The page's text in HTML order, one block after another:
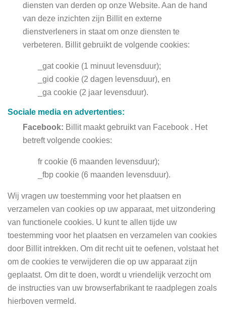
diensten van derden op onze Website. Aan de hand
van deze inzichten zijn Billit en externe
dienstverleners in staat om onze diensten te
verbeteren. Billit gebruikt de volgende cookies:
_gat cookie (1 minuut levensduur);
_gid cookie (2 dagen levensduur), en
_ga cookie (2 jaar levensduur).
Sociale media en advertenties:
Facebook: Billit maakt gebruikt van Facebook . Het
betreft volgende cookies:
fr cookie (6 maanden levensduur);
_fbp cookie (6 maanden levensduur).
Wij vragen uw toestemming voor het plaatsen en
verzamelen van cookies op uw apparaat, met uitzondering
van functionele cookies. U kunt te allen tijde uw
toestemming voor het plaatsen en verzamelen van cookies
door Billit intrekken. Om dit recht uit te oefenen, volstaat het
om de cookies te verwijderen die op uw apparaat zijn
geplaatst. Om dit te doen, wordt u vriendelijk verzocht om
de instructies van uw browserfabrikant te raadplegen zoals
hierboven vermeld.